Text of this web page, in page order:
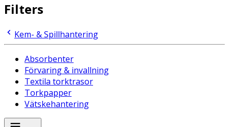
Filters
Kem- & Spillhantering
Absorbenter
Förvaring & invallning
Textila torktrasor
Torkpapper
Vätskehantering